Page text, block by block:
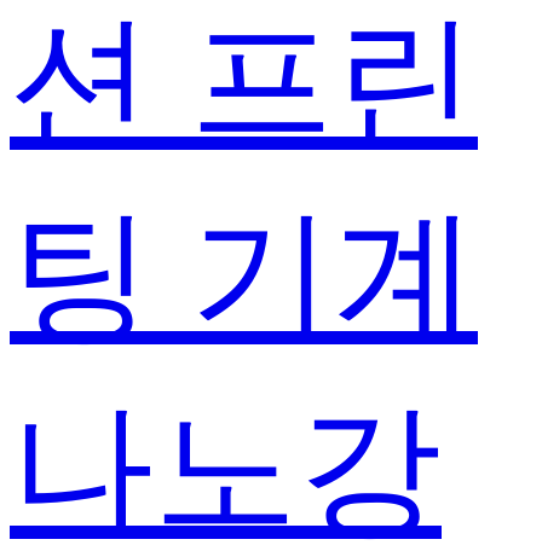
션 프린
팅 기계
나노강